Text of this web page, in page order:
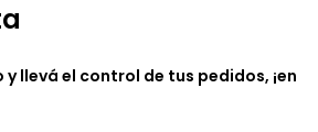
llevá el control de tus pedidos, ¡en